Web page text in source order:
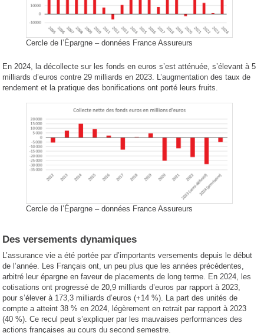
Cercle de l’Épargne – données France Assureurs
En 2024, la décollecte sur les fonds en euros s’est atténuée, s’élevant à 5
milliards d’euros contre 29 milliards en 2023. L’augmentation des taux de
rendement et la pratique des bonifications ont porté leurs fruits.
Cercle de l’Épargne – données France Assureurs
Des versements dynamiques
L’assurance vie a été portée par d’importants versements depuis le début
de l’année. Les Français ont, un peu plus que les années précédentes,
arbitré leur épargne en faveur de placements de long terme. En 2024, les
cotisations ont progressé de 20,9 milliards d’euros par rapport à 2023,
pour s’élever à 173,3 milliards d’euros (+14 %). La part des unités de
compte a atteint 38 % en 2024, légèrement en retrait par rapport à 2023
(40 %). Ce recul peut s’expliquer par les mauvaises performances des
actions françaises au cours du second semestre.